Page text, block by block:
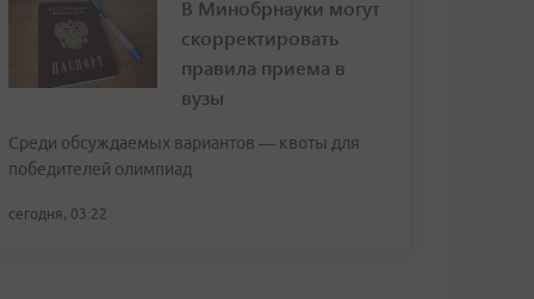
В Минобрнауки могут
скорректировать
правила приема в
вузы
Среди обсуждаемых вариантов — квоты для
победителей олимпиад
сегодня, 03:22